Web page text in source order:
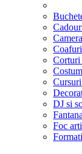
Corturi
DJ si
Foc